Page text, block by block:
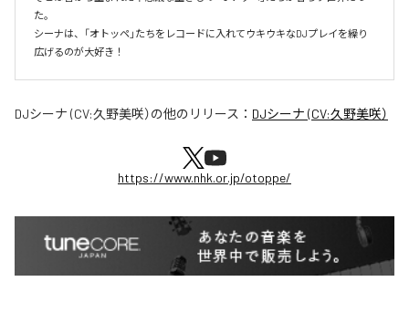
た。
シーナは、「オトッペ」たちをレコードに入れてウキウキなDJプレイを繰り
広げるのが大好き！
DJシーナ (CV:久野美咲）の他のリリース： DJシーナ (CV:久野美咲）
https://www.nhk.or.jp/otoppe/